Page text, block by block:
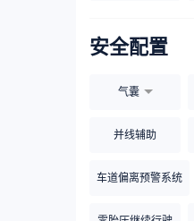
安全配置
气囊
并线辅助
车道偏离预警系统